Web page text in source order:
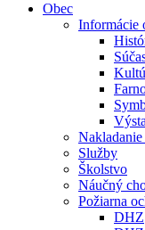
Obec
Informácie
Služby
Školstvo
Náučný
Požiarna
DHZ